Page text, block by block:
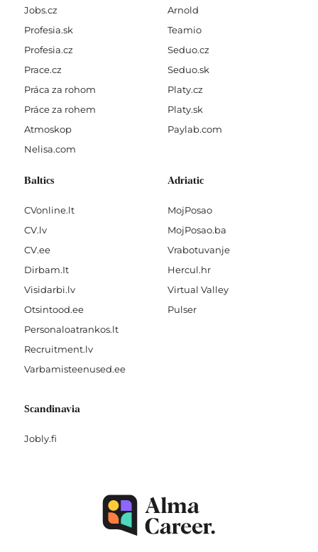
Jobs.cz
Profesia.sk
Profesia.cz
Prace.cz
Práca za rohom
Práce za rohem
Atmoskop
Nelisa.com
Arnold
Teamio
Seduo.cz
Seduo.sk
Platy.cz
Platy.sk
Paylab.com
Baltics
CVonline.lt
CV.lv
CV.ee
Dirbam.It
Visidarbi.lv
Otsintood.ee
Personaloatrankos.lt
Recruitment.lv
Varbamisteenused.ee
Adriatic
MojPosao
MojPosao.ba
Vrabotuvanje
Hercul.hr
Virtual Valley
Pulser
Scandinavia
Jobly.fi